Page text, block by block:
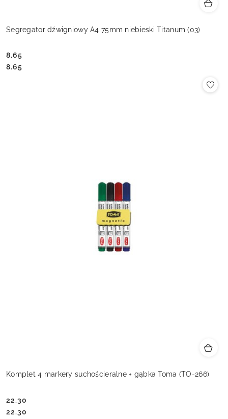
Segregator dźwigniowy A4 75mm niebieski Titanum (03)
Cena:
8.65
Cena:
8.65
Komplet 4 markery suchościeralne + gąbka Toma (TO-266)
Cena:
22.30
Cena:
22.30